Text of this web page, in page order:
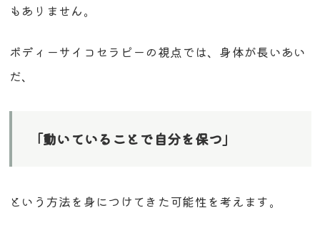
もありません。
ボディーサイコセラピーの視点では、身体が長いあい
だ、
「動いていることで自分を保つ」
という方法を身につけてきた可能性を考えます。